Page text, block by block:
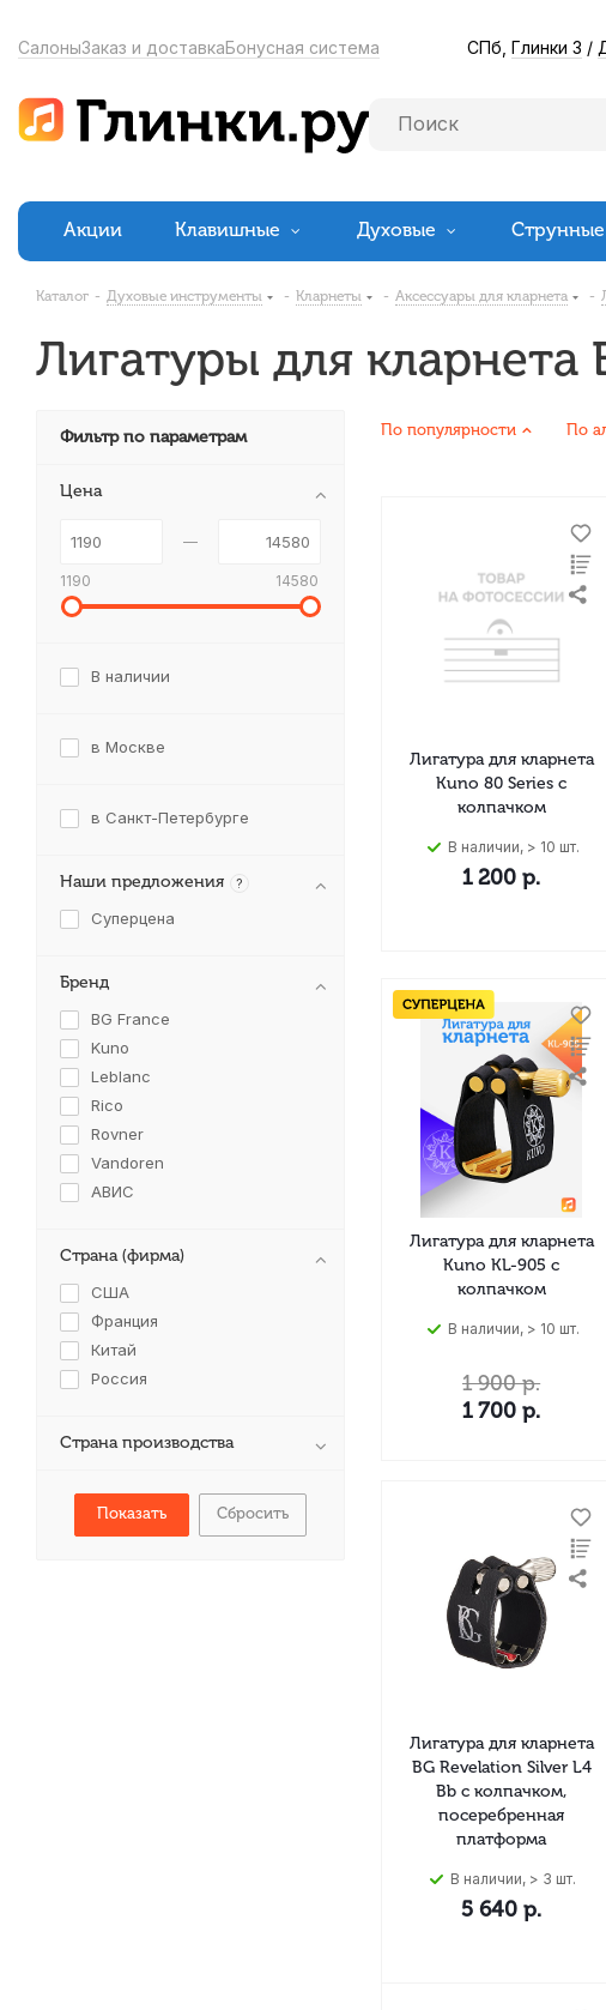
СалоныЗаказ и доставкаБонусная система СПб, Глинки 3 /
Акции Клавишные Духовые Струнные
Каталог - Духовые инструменты - Кларнеты - Аксессуары для кларнета -
Лигатуры для кларнета
По популярности По
Лигатура для кларнета
Kuno 80 Series с
колпачком
В наличии, > 10 шт.
1 200 р.
Лигатура для кларнета
Kuno KL-905 с
колпачком
В наличии, > 10 шт.
1 700 р.
1 900р.
Лигатура для кларнета
BG Revelation Silver L4
Bb с колпачком,
посеребренная
платформа
В наличии, > 3 шт.
5 640 р.
Фильтр по параметрам
Цена
1190 14580
В наличии
в Москве
в Санкт-Петербурге
Наши предложения ?
Суперцена
Бренд
BG France
Kuno
Leblanc
Rico
Rovner
Vandoren
АВИС
Страна (фирма)
США
Франция
Китай
Россия
Страна производства
Сбросить